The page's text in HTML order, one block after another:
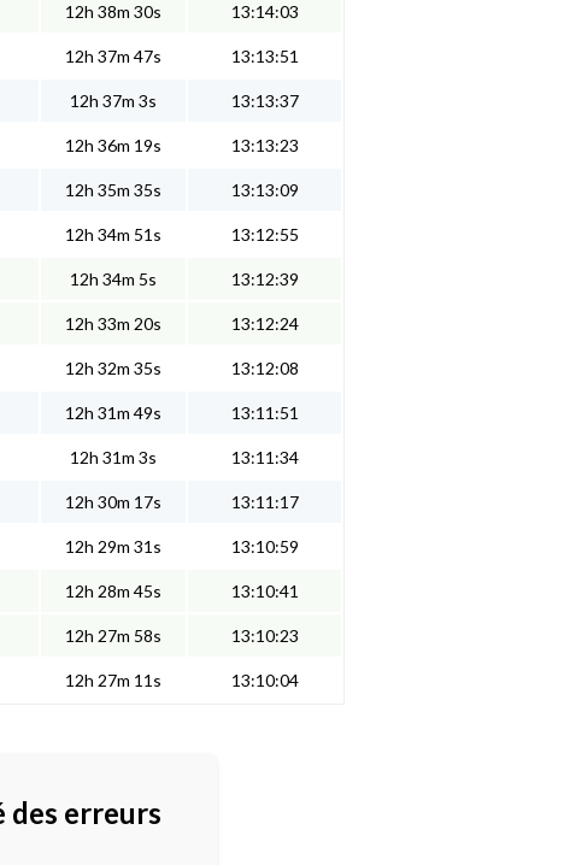
12h 38m 30s 13:14:03
12h 37m 47s 13:13:51
12h 37m 3s 13:13:37
12h 36m 19s 13:13:23
12h 35m 35s 13:13:09
12h 34m 51s 13:12:55
12h 34m 5s 13:12:39
12h 33m 20s 13:12:24
12h 32m 35s 13:12:08
12h 31m 49s 13:11:51
12h 31m 3s 13:11:34
12h 30m 17s 13:11:17
12h 29m 31s 13:10:59
12h 28m 45s 13:10:41
12h 27m 58s 13:10:23
12h 27m 11s 13:10:04
des erreurs